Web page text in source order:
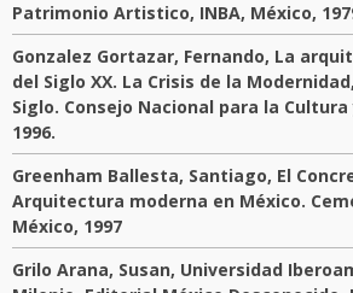
Patrimonio Artistico, INBA, México,
Gonzalez Gortazar, Fernando, La
del Siglo XX. La Crisis de la
Siglo. Consejo Nacional para la
1996.
Greenham Ballesta, Santiago, El
Arquitectura moderna en México.
México, 1997
Grilo Arana, Susan, Universidad